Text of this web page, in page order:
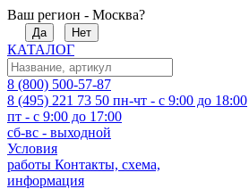
Ваш регион - Москва?
Да Нет
КАТАЛОГ
8 (800) 500-57-87
8 (495) 221 73 50 пн-чт - с 9:00 до 18:00
пт - с 9:00 до 17:00
сб-вс - выходной
Условия
работы Контакты, схема,
информация